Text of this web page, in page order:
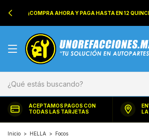
¡COMPRA AHORA Y PAGA HASTA EN 12
ACEPTAMOS PAGOS CON
TODAS LAS TARJETAS
LA
Inicio > HELLA > Focos